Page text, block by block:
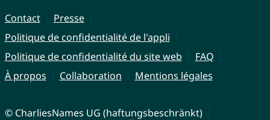
Contact
Presse
Politique de confidentialité de l'appli
Politique de confidentialité du site web
FAQ
À propos
Collaboration Mentions légales
© CharliesNames UG (haftungsbeschränkt)